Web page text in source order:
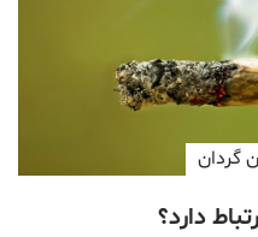
گردان
دارد؟